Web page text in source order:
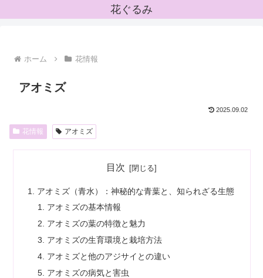
花ぐるみ
ホーム 花情報
アオミズ
2025.09.02
花情報 アオミズ
目次
アオミズ（青水）：神秘的な青葉と、知られざる生態
アオミズの基本情報
アオミズの葉の特徴と魅力
アオミズの生育環境と栽培方法
アオミズと他のアジサイとの違い
アオミズの病気と害虫